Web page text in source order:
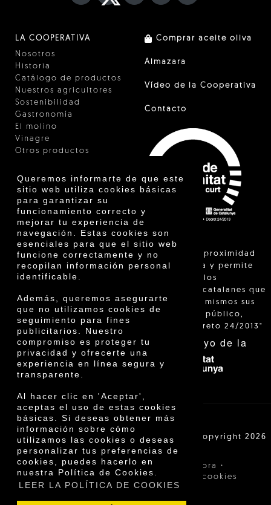
Queremos informarte de que este
sitio web utiliza cookies básicas
para garantizar su
funcionamiento correcto y
mejorar tu experiencia de
navegación. Estas cookies son
esenciales para que el sitio web
funcione correctamente y no
recopilan información personal
identificable.
Además, queremos asegurarte
que no utilizamos cookies de
seguimiento para fines
publicitarios. Nuestro
compromiso es proteger tu
privacidad y ofrecerte una
experiencia en línea segura y
transparente.
Al hacer clic en 'Aceptar',
aceptas el uso de estas cookies
básicas. Si deseas obtener más
información sobre cómo
utilizamos las cookies o deseas
personalizar tus preferencias de
cookies, puedes hacerlo en
nuestra Política de Cookies.
LEER LA POLÍTICA DE COOKIES
LA COOPERATIVA
Nosotros
Historia
Catálogo de productos
Nuestros agricultores
Sostenibilidad
Gastronomía
El molino
Vinagre
Otros productos
Premios
Innovación
Comprar aceite oliva
Almazara
Vídeo de la Cooperativa
Contacto
"La venta de proximidad
está regulada y permite
identificar a los
agricultores catalanes que
venden ellos mismos sus
productos al público,
según el Decreto 24/2013"
Con el apoyo de la
Cooperativa Agrícola de Cambrils SCCL | Copyright 2026
Aviso legal· Condiciones de compra ·
Política de privacidad · Política de cookies